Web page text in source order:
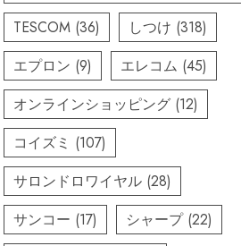
TESCOM (36) しつけ (318)
エプロン (9) エレコム (45)
オンラインショッピング (12)
コイズミ (107)
サロンドロワイヤル (28)
サンコー (17) シャープ(22)